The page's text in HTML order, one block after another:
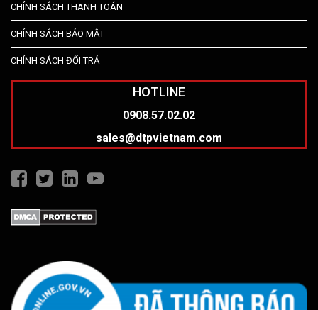
CHÍNH SÁCH THANH TOÁN
CHÍNH SÁCH BẢO MẬT
CHÍNH SÁCH ĐỔI TRẢ
HOTLINE
0908.57.02.02
sales@dtpvietnam.com